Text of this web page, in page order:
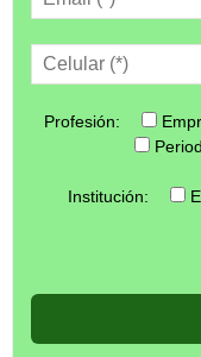
Profesión:
Institución: